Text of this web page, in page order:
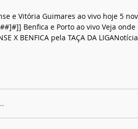
e Vitória Guimares ao vivo hoje 5
Benfica e Porto ao vivo Veja
X BENFICA pela TAÇA DA